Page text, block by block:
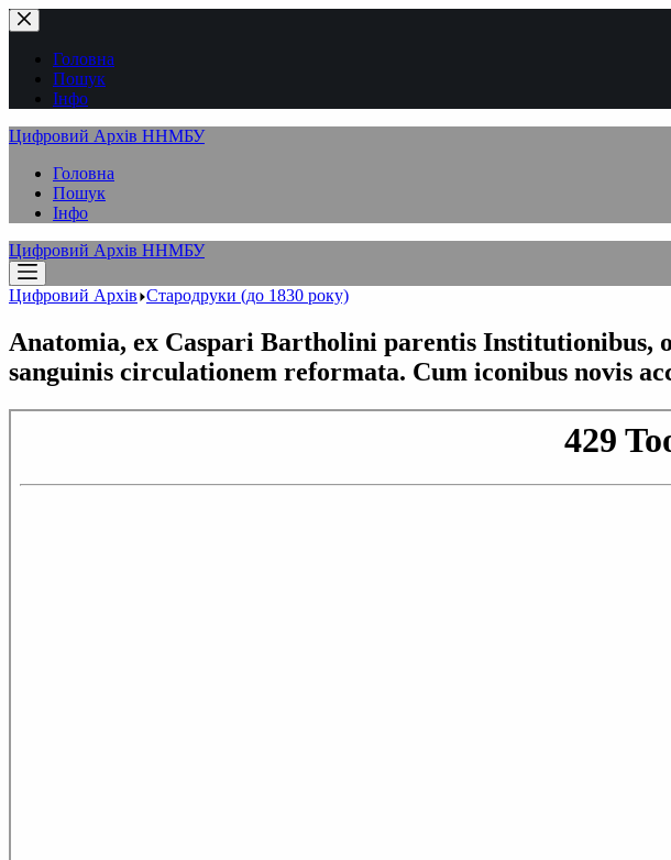
Перейти
до
вмістуГоловна
Пошук
Інфо
Цифровий Архів ННМБУ
Головна
Пошук
Інфо
Цифровий Архів ННМБУ
Цифровий Архів Стародруки (до 1830 року)
Anatomia, ex Caspari Bartholini parentis
sanguinis circulationem reformata. Cum iconibus novis